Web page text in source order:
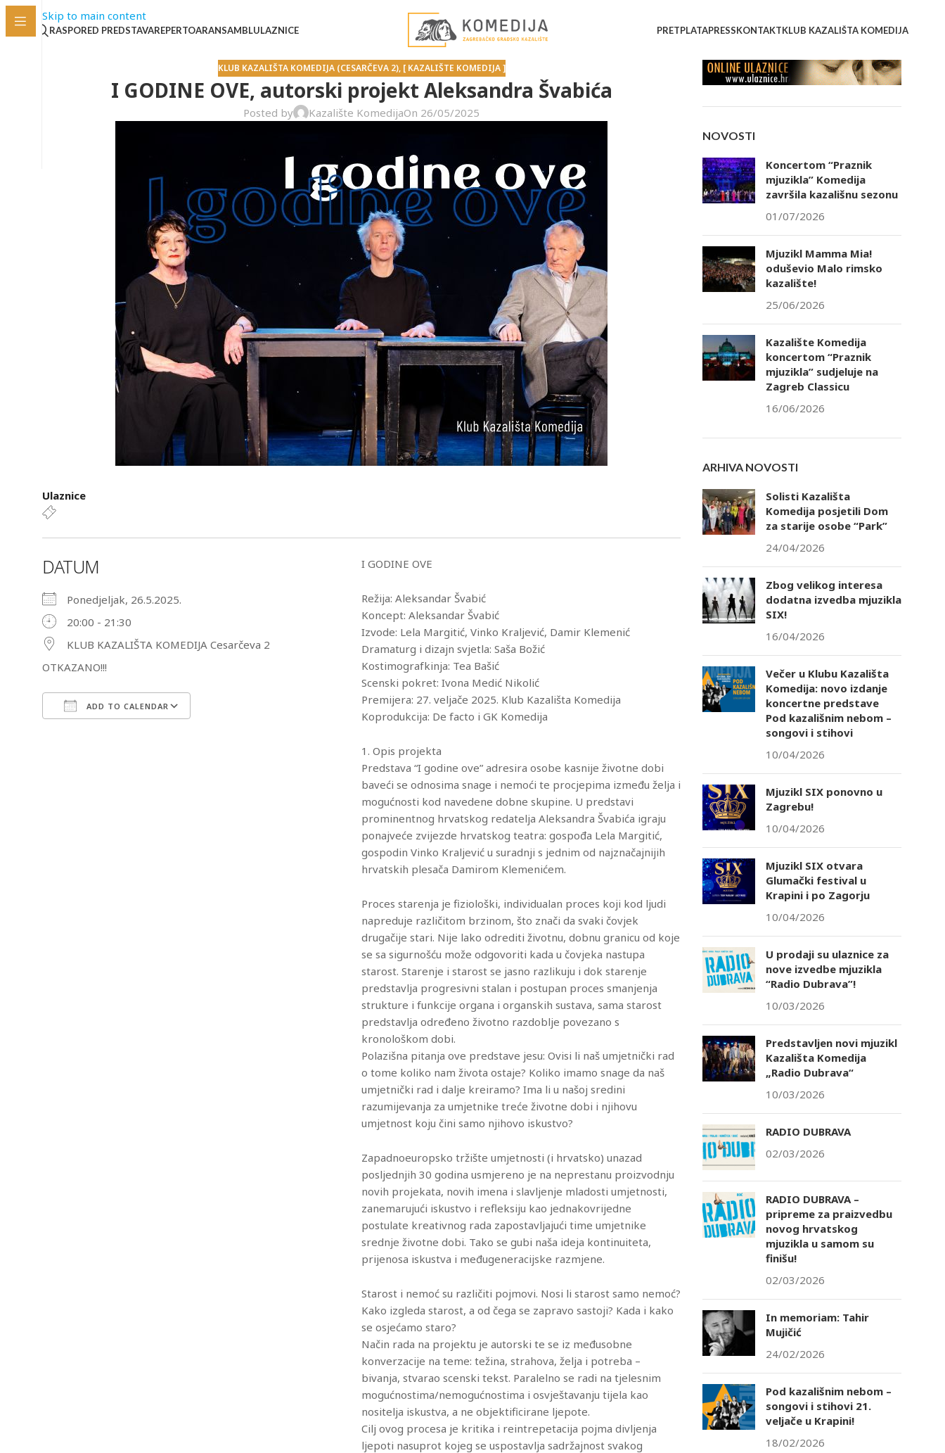
Skip to main content
RASPORED PREDSTAVAREPERTOARANSAMBLULAZNICE PRETPLATAPRESSKONTAKTKLUB KAZALIŠTA KOMEDIJA
KLUB KAZALIŠTA KOMEDIJA (CESARČEVA 2), [ KAZALIŠTE KOMEDIJA ]
I GODINE OVE, autorski projekt Aleksandra Švabića
Posted by Kazalište KomedijaOn 26/05/2025
Ulaznice
DATUM
Ponedjeljak, 26.5.2025.
20:00 - 21:30
KLUB KAZALIŠTA KOMEDIJA Cesarčeva 2
OTKAZANO!!!
ADD TO CALENDAR
I GODINE OVE
Režija: Aleksandar Švabić
Koncept: Aleksandar Švabić
Izvode: Lela Margitić, Vinko Kraljević, Damir Klemenić
Dramaturg i dizajn svjetla: Saša Božić
Kostimografkinja: Tea Bašić
Scenski pokret: Ivona Medić Nikolić
Premijera: 27. veljače 2025. Klub Kazališta Komedija
Koprodukcija: De facto i GK Komedija
1. Opis projekta
Predstava “I godine ove” adresira osobe kasnije životne dobi
baveći se odnosima snage i nemoći te procjepima između želja i
mogućnosti kod navedene dobne skupine. U predstavi
prominentnog hrvatskog redatelja Aleksandra Švabića igraju
ponajveće zvijezde hrvatskog teatra: gospođa Lela Margitić,
gospodin Vinko Kraljević u suradnji s jednim od najznačajnijih
hrvatskih plesača Damirom Klemenićem.
Proces starenja je fiziološki, individualan proces koji kod ljudi
napreduje različitom brzinom, što znači da svaki čovjek
drugačije stari. Nije lako odrediti životnu, dobnu granicu od koje
se sa sigurnošću može odgovoriti kada u čovjeka nastupa
starost. Starenje i starost se jasno razlikuju i dok starenje
predstavlja progresivni stalan i postupan proces smanjenja
strukture i funkcije organa i organskih sustava, sama starost
predstavlja određeno životno razdoblje povezano s
kronološkom dobi.
Polazišna pitanja ove predstave jesu: Ovisi li naš umjetnički rad
o tome koliko nam života ostaje? Koliko imamo snage da naš
umjetnički rad i dalje kreiramo? Ima li u našoj sredini
razumijevanja za umjetnike treće životne dobi i njihovu
umjetnost koju čini samo njihovo iskustvo?
Zapadnoeuropsko tržište umjetnosti (i hrvatsko) unazad
posljednjih 30 godina usmjereno je na neprestanu proizvodnju
novih projekata, novih imena i slavljenje mladosti umjetnosti,
zanemarujući iskustvo i refleksiju kao jednakovrijedne
postulate kreativnog rada zapostavljajući time umjetnike
srednje životne dobi. Tako se gubi naša ideja kontinuiteta,
prijenosa iskustva i međugeneracijske razmjene.
Starost i nemoć su različiti pojmovi. Nosi li starost samo nemoć?
Kako izgleda starost, a od čega se zapravo sastoji? Kada i kako
se osjećamo staro?
Način rada na projektu je autorski te se iz međusobne
konverzacije na teme: težina, strahova, želja i potreba –
bivanja, stvarao scenski tekst. Paralelno se radi na tjelesnim
mogućnostima/nemogućnostima i osvještavanju tijela kao
nositelja iskustva, a ne objektificirane ljepote.
Cilj ovog procesa je kritika i reintrepetacija pojma divljenja
ljepoti nasuprot kojeg se uspostavlja sadržajnost svakog
NOVOSTI
Koncertom “Praznik
mjuzikla” Komedija
završila kazališnu sezonu
01/07/2026
Mjuzikl Mamma Mia!
oduševio Malo rimsko
kazalište!
25/06/2026
Kazalište Komedija
koncertom “Praznik
mjuzikla” sudjeluje na
Zagreb Classicu
16/06/2026
ARHIVA NOVOSTI
Solisti Kazališta
Komedija posjetili Dom
za starije osobe “Park”
24/04/2026
Zbog velikog interesa
dodatna izvedba mjuzikla
SIX!
16/04/2026
Večer u Klubu Kazališta
Komedija: novo izdanje
koncertne predstave
Pod kazališnim nebom –
songovi i stihovi
10/04/2026
Mjuzikl SIX ponovno u
Zagrebu!
10/04/2026
Mjuzikl SIX otvara
Glumački festival u
Krapini i po Zagorju
10/04/2026
U prodaji su ulaznice za
nove izvedbe mjuzikla
“Radio Dubrava”!
10/03/2026
Predstavljen novi mjuzikl
Kazališta Komedija
„Radio Dubrava“
10/03/2026
RADIO DUBRAVA
02/03/2026
RADIO DUBRAVA –
pripreme za praizvedbu
novog hrvatskog
mjuzikla u samom su
finišu!
02/03/2026
In memoriam: Tahir
Mujičić
24/02/2026
Pod kazališnim nebom –
songovi i stihovi 21.
veljače u Krapini!
18/02/2026